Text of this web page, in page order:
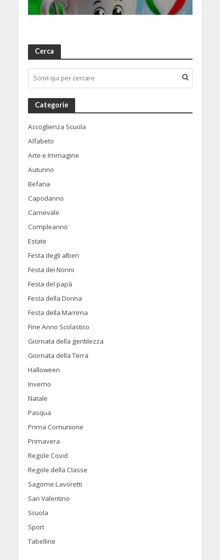
Cerca
Categorie
Accoglienza Scuola
Alfabeto
Arte e Immagine
Autunno
Befana
Capodanno
Carnevale
Compleanno
Estate
Festa degli alberi
Festa dei Nonni
Festa del papà
Festa della Donna
Festa della Mamma
Fine Anno Scolastico
Giornata della gentilezza
Giornata della Terra
Halloween
Inverno
Natale
Pasqua
Prima Comunione
Primavera
Regole Covid
Regole della Classe
Sagome Lavoretti
San Valentino
Scuola
Sport
Tabelline